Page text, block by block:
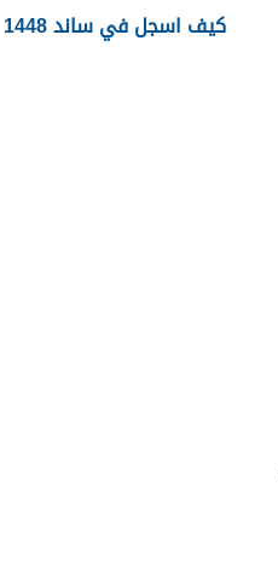
كيف اسجل في ساند 1448